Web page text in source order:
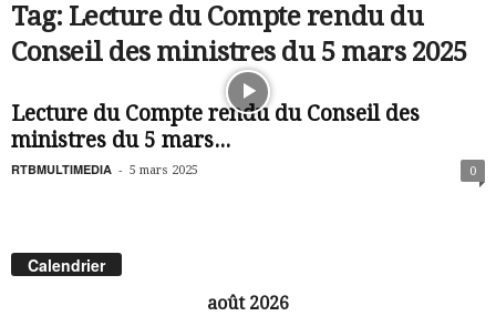
Tag: Lecture du Compte rendu du
Conseil des ministres du 5 mars 2025
Lecture du Compte rendu du Conseil des
ministres du 5 mars...
RTBMULTIMEDIA - 5 mars 2025 0
Calendrier
août 2026